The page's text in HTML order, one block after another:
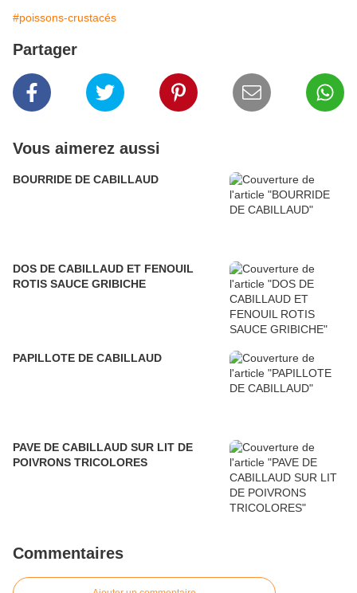
#poissons-crustacés
Partager
Vous aimerez aussi
BOURRIDE DE CABILLAUD
DOS DE CABILLAUD ET FENOUIL
ROTIS SAUCE GRIBICHE
PAPILLOTE DE CABILLAUD
PAVE DE CABILLAUD SUR LIT DE
POIVRONS TRICOLORES
Commentaires